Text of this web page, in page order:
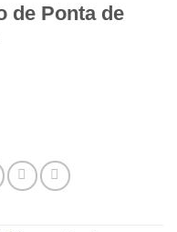
de Ponta de